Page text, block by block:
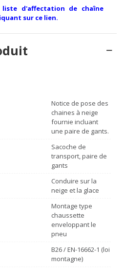
d'affectation de chaîne
sur ce lien.
Notice de pose des
chaines à neige
fournie incluant
une paire de gants.
Sacoche de
transport, paire de
gants
Conduire sur la
neige et la glace
Montage type
chaussette
enveloppant le
pneu
B26 / EN-16662-1 (loi
montagne)